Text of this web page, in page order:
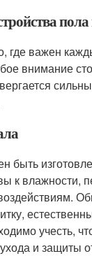
пола
где важен
внимание
быть
к влажности,
учесть,
и защиты